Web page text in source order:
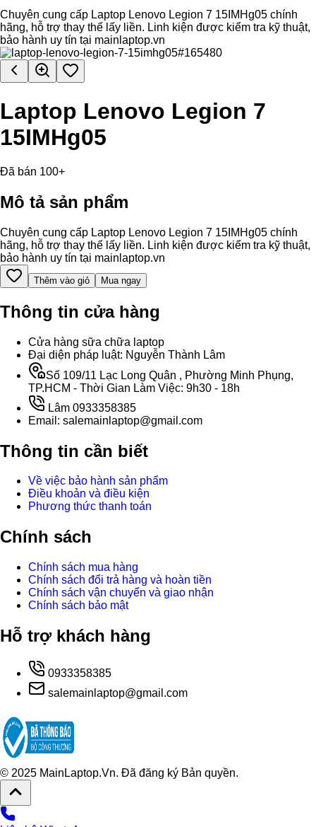
Chuyên cung cấp Laptop Lenovo Legion 7 15IMHg05 chính
hãng, hỗ trợ thay thế lấy liền. Linh kiện được kiểm tra kỹ thuật,
bảo hành uy tín tại mainlaptop.vn
Laptop Lenovo Legion 7
15IMHg05
Đã bán 100+
Mô tả sản phẩm
Chuyên cung cấp Laptop Lenovo Legion 7 15IMHg05 chính
hãng, hỗ trợ thay thế lấy liền. Linh kiện được kiểm tra kỹ thuật,
bảo hành uy tín tại mainlaptop.vn
Thêm vào giỏ Mua ngay
Thông tin cửa hàng
Cửa hàng sữa chữa laptop
Đại diện pháp luật: Nguyễn Thành Lâm
Số 109/11 Lạc Long Quân , Phường Minh Phụng,
TP.HCM - Thời Gian Làm Việc: 9h30 - 18h
Lâm 0933358385
Email: salemainlaptop@gmail.com
Thông tin cần biết
Về việc bảo hành sản phẩm
Điều khoản và điều kiện
Phương thức thanh toán
Chính sách
Chính sách mua hàng
Chính sách đổi trả hàng và hoàn tiền
Chính sách vận chuyển và giao nhận
Chính sách bảo mật
Hỗ trợ khách hàng
0933358385
salemainlaptop@gmail.com
© 2025 MainLaptop.Vn. Đã đăng ký Bản quyền.